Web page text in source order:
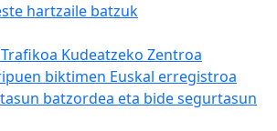
hartzaile batzuk
Kudeatzeko Zentroa
biktimen Euskal erregistroa
batzordea eta bide segurtasun